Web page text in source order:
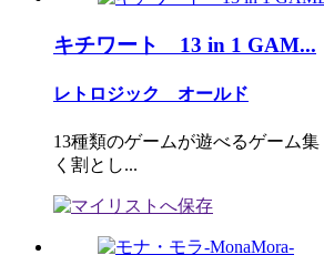
キチワート 13 in 1 GAM...
レトロジック オールド
13種類のゲームが遊べるゲーム
く割とし...